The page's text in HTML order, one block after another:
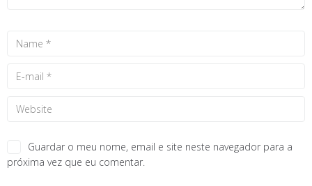
Guardar o meu nome, email e site neste navegador para a
próxima vez que eu comentar.